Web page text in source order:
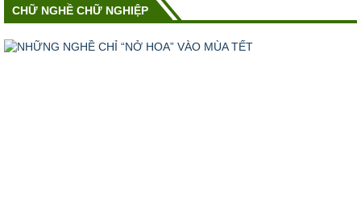
CHỮ NGHỀ CHỮ NGHIỆP